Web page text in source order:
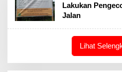
Lakukan
Jalan
Lihat